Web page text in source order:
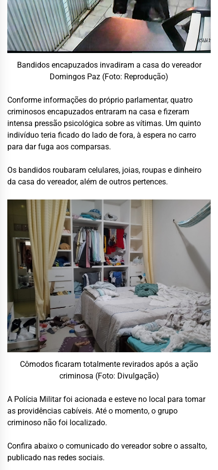
Bandidos encapuzados invadiram a casa do vereador
Domingos Paz (Foto: Reprodução)
Conforme informações do próprio parlamentar, quatro
criminosos encapuzados entraram na casa e fizeram
intensa pressão psicológica sobre as vítimas. Um quinto
indivíduo teria ficado do lado de fora, à espera no carro
para dar fuga aos comparsas.
Os bandidos roubaram celulares, joias, roupas e dinheiro
da casa do vereador, além de outros pertences.
Cômodos ficaram totalmente revirados após a ação
criminosa (Foto: Divulgação)
A Polícia Militar foi acionada e esteve no local para tomar
as providências cabíveis. Até o momento, o grupo
criminoso não foi localizado.
Confira abaixo o comunicado do vereador sobre o assalto,
publicado nas redes sociais.